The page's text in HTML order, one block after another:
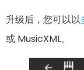
升级后，您可以以
或 MusicXML。